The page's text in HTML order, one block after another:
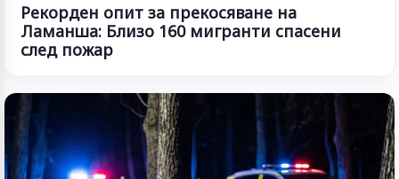
Рекорден опит за прекосяване на
Ламанша: Близо 160 мигранти спасени
след пожар